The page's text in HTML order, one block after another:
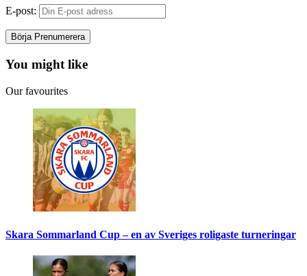
E-post:
You might like
Our favourites
Skara Sommarland Cup – en av Sveriges roligaste turneringar